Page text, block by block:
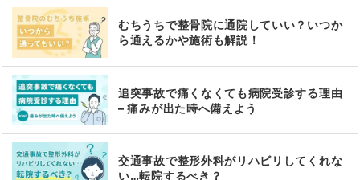
むちうちで整骨院に通院していい？いつか
ら通えるかや施術も解説！
追突事故で痛くなくても病院受診する理由
– 痛みが出た時へ備えよう
交通事故で整形外科がリハビリしてくれな
い…転院するべき？